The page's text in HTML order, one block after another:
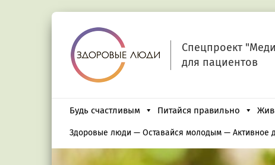
Спецпроект
для пациентов
Будь счастливым Питайся правильно
Здоровые люди — Оставайся молодым — Активное